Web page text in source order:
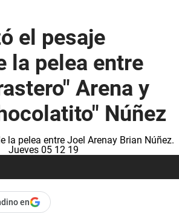
el pesaje
la pelea entre
Arena y
Núñez
en